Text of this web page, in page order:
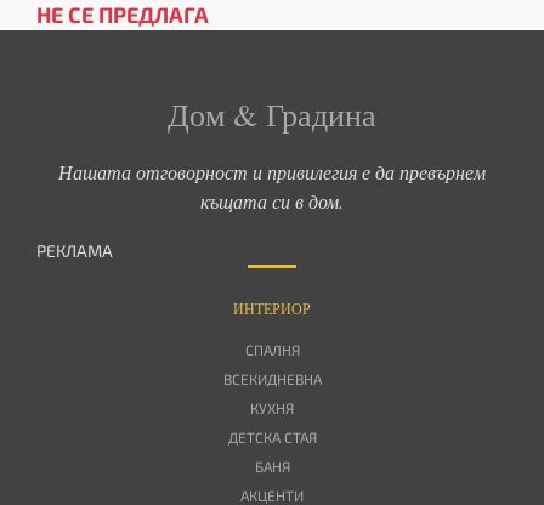
НЕ СЕ ПРЕДЛАГА
Дом & Градина
Нашата отговорност и привилегия е да превърнем
къщата си в дом.
РЕКЛАМА
ИНТЕРИОР
СПАЛНЯ
ВСЕКИДНЕВНА
КУХНЯ
ДЕТСКА СТАЯ
БАНЯ
АКЦЕНТИ